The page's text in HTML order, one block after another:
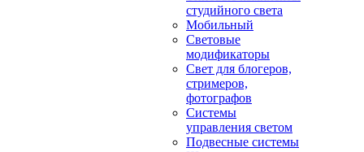
студийного света
Мобильный
Световые
модификаторы
Свет для блогеров,
стримеров,
фотографов
Системы
управления светом
Подвесные системы